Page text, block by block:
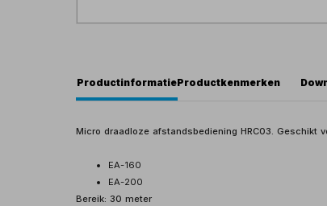
ProductinformatieProductkenmerken
Micro draadloze afstandsbediening HRC03. Geschikt
EA-160
EA-200
Bereik: 30 meter